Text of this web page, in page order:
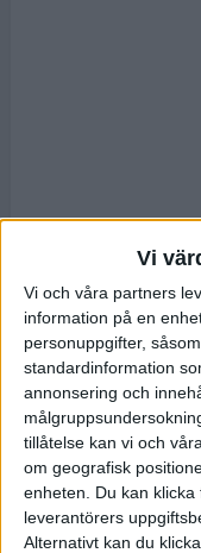
Vi
Vi och våra partners
information på en
personuppgifter,
standardinformation
annonsering och
tillåtelse kan vi och
om geografisk
enheten. Du kan
leverantörers
Alternativt kan du